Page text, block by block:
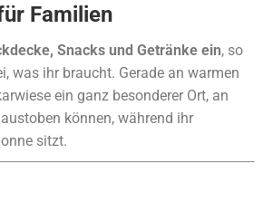
Familien
Snacks und Getränke ein, so
was ihr braucht. Gerade an warmen
ein ganz besonderer Ort, an
können, während ihr
sitzt.